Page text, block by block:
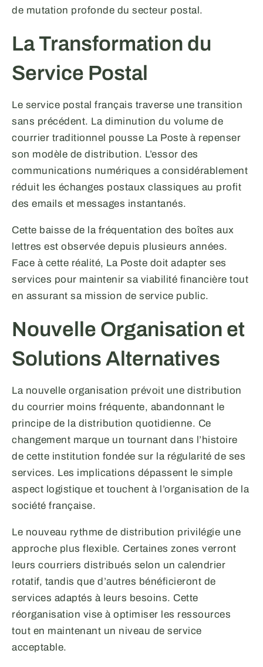
de mutation profonde du secteur postal.
La Transformation du
Service Postal
Le service postal français traverse une transition
sans précédent. La diminution du volume de
courrier traditionnel pousse La Poste à repenser
son modèle de distribution. L’essor des
communications numériques a considérablement
réduit les échanges postaux classiques au profit
des emails et messages instantanés.
Cette baisse de la fréquentation des boîtes aux
lettres est observée depuis plusieurs années.
Face à cette réalité, La Poste doit adapter ses
services pour maintenir sa viabilité financière tout
en assurant sa mission de service public.
Nouvelle Organisation et
Solutions Alternatives
La nouvelle organisation prévoit une distribution
du courrier moins fréquente, abandonnant le
principe de la distribution quotidienne. Ce
changement marque un tournant dans l’histoire
de cette institution fondée sur la régularité de ses
services. Les implications dépassent le simple
aspect logistique et touchent à l’organisation de la
société française.
Le nouveau rythme de distribution privilégie une
approche plus flexible. Certaines zones verront
leurs courriers distribués selon un calendrier
rotatif, tandis que d’autres bénéficieront de
services adaptés à leurs besoins. Cette
réorganisation vise à optimiser les ressources
tout en maintenant un niveau de service
acceptable.